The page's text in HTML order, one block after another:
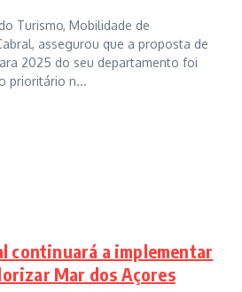
Turismo, Mobilidade de
assegurou que a proposta de
2025 do seu departamento foi
prioritário n...
continuará a implementar
Mar dos Açores